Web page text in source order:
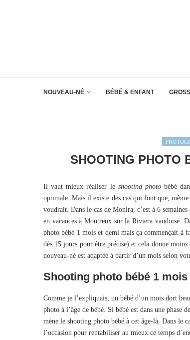
NOUVEAU-NÉ BÉBÉ & ENFANT
SHOOTING PHOTO
Il vaut mieux réaliser le shooting photobébé
optimale. Mais il existe des cas qui font que, même
voudrait. Dans le cas de Monira, c’est à 6
en vacances à Montreux sur la Riviera vaudoise.
photo bébé 1 mois et demi mais ça commençait à
dès 15 jours pour être précise) et cela donne
nouveau-né est adaptée à partir d’un mois selon
Shooting photo bébé 1
Comme je l’expliquais, un bébé d’un mois dort
photo à l’âge de bébé. Si bébé est dans une phase
mène le shooting photo bébé à cet âge-là. Dans le
l’occasion pour rentabiliser au mieux ce temps